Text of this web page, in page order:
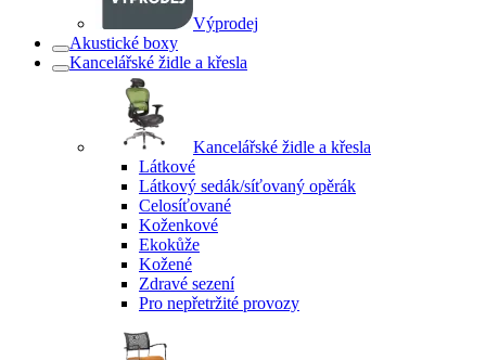
Výprodej
Akustické boxy
Kancelářské židle a křesla
Kancelářské židle a křesla
Látkové
Látkový sedák/síťovaný opěrák
Celosíťované
Koženkové
Ekokůže
Kožené
Zdravé sezení
Pro nepřetržité provozy